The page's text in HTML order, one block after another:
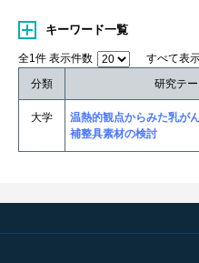
キーワード一覧
全1件 表示件数 すべて表示
分類
研究テ
大学
温熱的観点からみた乳が
補整具素材の検討